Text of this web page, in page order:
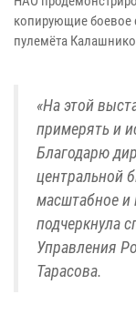
копирующие боевое
пулемёта
«На этой
примерять и
Благодарю
центральной
масштабное и
подчеркнула
Управления
Тарасова.